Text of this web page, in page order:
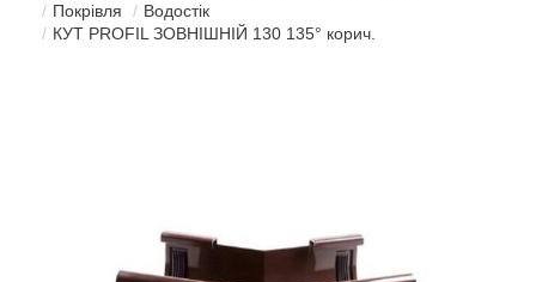
Покрівля
Водостік
КУТ PROFIL ЗОВНІШНІЙ 130 135° корич.